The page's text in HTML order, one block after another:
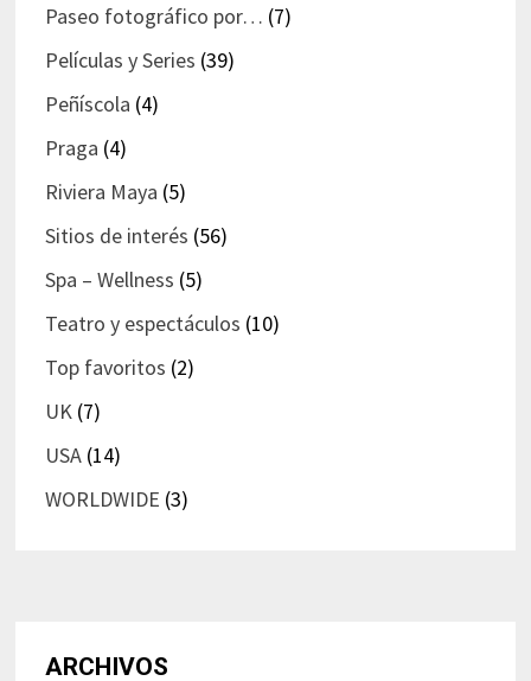
Paseo fotográfico por… (7)
Películas y Series (39)
Peñíscola (4)
Praga (4)
Riviera Maya (5)
Sitios de interés (56)
Spa – Wellness (5)
Teatro y espectáculos (10)
Top favoritos (2)
UK(7)
USA(14)
WORLDWIDE (3)
ARCHIVOS